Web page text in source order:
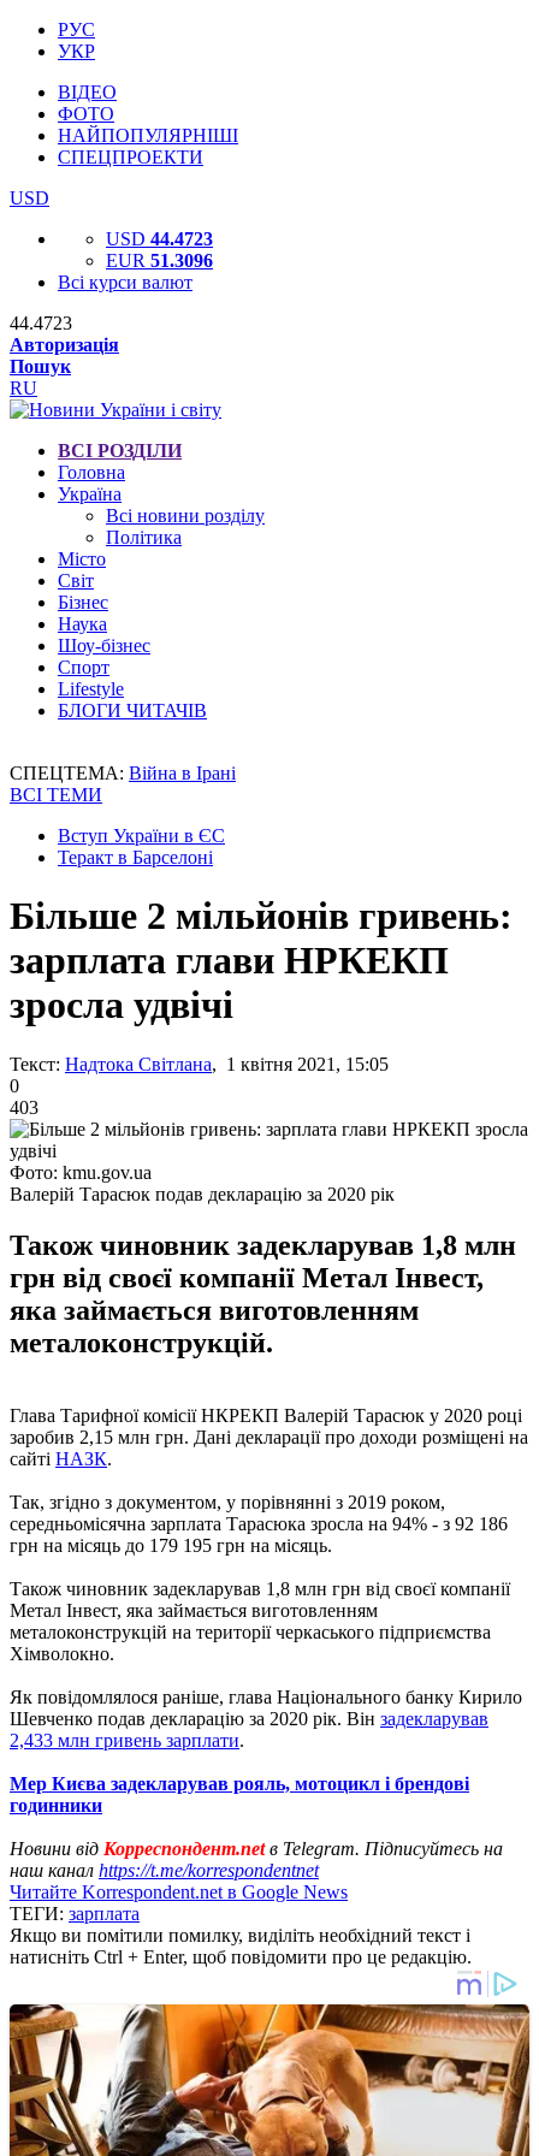
РУС
УКР
ВІДЕО
ФОТО
НАЙПОПУЛЯРНІШІ
СПЕЦПРОЕКТИ
USD
USD 44.4723
EUR 51.3096
Всі курси валют
44.4723
Авторизація
Пошук
RU
ВСІ РОЗДІЛИ
Головна
Україна
Всі новини розділу
Політика
Місто
Світ
Бізнес
Наука
Шоу-бізнес
Спорт
Lifestyle
БЛОГИ ЧИТАЧІВ
СПЕЦТЕМА: Війна в Ірані
ВСІ ТЕМИ
Вступ України в ЄС
Теракт в Барселоні
Більше 2 мільйонів гривень:
зарплата глави НРКЕКП
зросла удвічі
Текст: Надтока Світлана, 1 квітня 2021, 15:05
0
403
Фото: kmu.gov.ua
Валерій Тарасюк подав декларацію за 2020 рік
Також чиновник задекларував 1,8 млн
грн від своєї компанії Метал Інвест,
яка займається виготовленням
металоконструкцій.
Глава Тарифної комісії НКРЕКП Валерій Тарасюк у 2020 році
заробив 2,15 млн грн. Дані декларації про доходи розміщені на
сайті НАЗК.
Так, згідно з документом, у порівнянні з 2019 роком,
середньомісячна зарплата Тарасюка зросла на 94% - з 92 186
грн на місяць до 179 195 грн на місяць.
Також чиновник задекларував 1,8 млн грн від своєї компанії
Метал Інвест, яка займається виготовленням
металоконструкцій на території черкаського підприємства
Хімволокно.
Як повідомлялося раніше, глава Національного банку Кирило
Шевченко подав декларацію за 2020 рік. Він задекларував
2,433 млн гривень зарплати.
Мер Києва задекларував рояль, мотоцикл і брендові
годинники
Новини від Корреспондент.netв Telegram. Підписуйтесь на
наш канал https://t.me/korrespondentnet
Читайте Korrespondent.net в Google News
ТЕГИ: зарплата
Якщо ви помітили помилку, виділіть необхідний текст і
натисніть Ctrl + Enter, щоб повідомити про це редакцію.